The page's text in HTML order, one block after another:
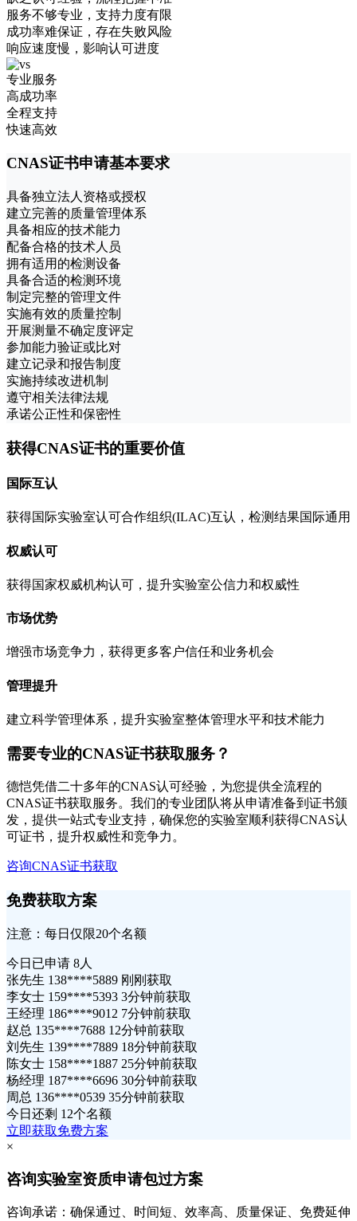
服务不够专业，支持力度有限
成功率难保证，存在失败风险
响应速度慢，影响认可进度
专业服务
高成功率
全程支持
快速高效
CNAS证书申请基本要求
具备独立法人资格或授权
建立完善的质量管理体系
具备相应的技术能力
配备合格的技术人员
拥有适用的检测设备
具备合适的检测环境
制定完整的管理文件
实施有效的质量控制
开展测量不确定度评定
参加能力验证或比对
建立记录和报告制度
实施持续改进机制
遵守相关法律法规
承诺公正性和保密性
获得CNAS证书的重要价值
国际互认
获得国际实验室认可合作组织(ILAC)互认，检测结果国际通用
权威认可
获得国家权威机构认可，提升实验室公信力和权威性
市场优势
增强市场竞争力，获得更多客户信任和业务机会
管理提升
建立科学管理体系，提升实验室整体管理水平和技术能力
需要专业的CNAS证书获取服务？
德恺凭借二十多年的CNAS认可经验，为您提供全流程的
CNAS证书获取服务。我们的专业团队将从申请准备到证书颁
发，提供一站式专业支持，确保您的实验室顺利获得CNAS认
可证书，提升权威性和竞争力。
咨询CNAS证书获取
免费获取方案
注意：每日仅限20个名额
今日已申请 8人
张先生 138****5889 刚刚获取
李女士 159****5393 3分钟前获取
王经理 186****9012 7分钟前获取
赵总 135****7688 12分钟前获取
刘先生 139****7889 18分钟前获取
陈女士 158****1887 25分钟前获取
杨经理 187****6696 30分钟前获取
周总 136****0539 35分钟前获取
今日还剩 12个名额
立即获取免费方案
×
咨询实验室资质申请包过方案
咨询承诺：确保通过、时间短、效率高、质量保证、免费延伸